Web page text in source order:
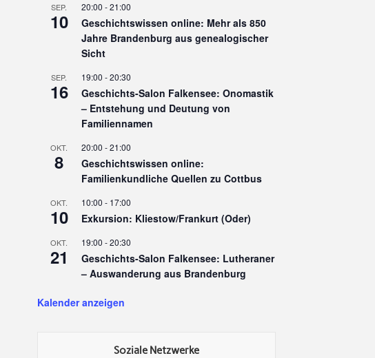
SEP.
10
20:00 -21:00
Geschichtswissen online: Mehr als 850
Jahre Brandenburg aus genealogischer
Sicht
SEP.
16
19:00 -20:30
Geschichts-Salon Falkensee: Onomastik
– Entstehung und Deutung von
Familiennamen
OKT.
8
20:00 -21:00
Geschichtswissen online:
Familienkundliche Quellen zu Cottbus
OKT.
10
10:00 - 17:00
Exkursion: Kliestow/Frankurt (Oder)
OKT.
21
19:00 -20:30
Geschichts-Salon Falkensee: Lutheraner
– Auswanderung aus Brandenburg
Kalender anzeigen
Soziale Netzwerke